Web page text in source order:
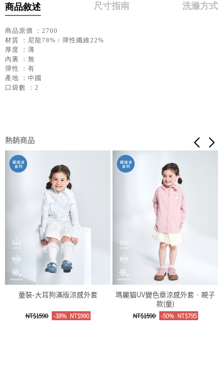
商品敘述 尺寸指南 洗滌方式
商品原價 ：2700
材質 ：尼龍78% / 彈性纖維22%
厚度 ：薄
內裏 ：無
彈性 ：有
產地 ：中國
口袋數 ：2
熱銷商品
童裝-大耳狗滿版涼感外套
NT$1590 -38% NT$990
瑪麗貓UV變色章涼感外套‧親子
款(童)
NT$1590 -50% NT$795